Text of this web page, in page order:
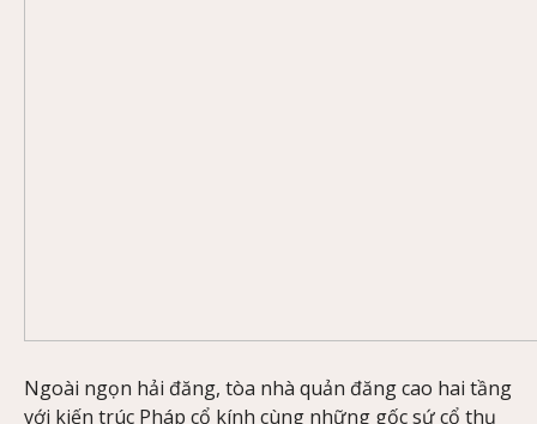
Ngoài ngọn hải đăng, tòa nhà quản đăng cao hai tầng
với kiến trúc Pháp cổ kính cùng những gốc sứ cổ thụ